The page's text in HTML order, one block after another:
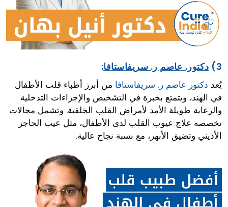
3) دكتور. عاصم ر. سريفاستافا:
يُعد دكتور عاصم ر. سريفاستافا من أبرز أطباء قلب الأطفال
في الهند، ويتمتع بخبرة في التشخيص والإجراءات التدخلية
والرعاية طويلة الأمد لأمراض القلب الخلقية. وتشمل مجالات
تخصصه علاج عيوب القلب لدى الأطفال، مثل عيب الحاجز
الأذيني وتضيق الأبهر، مع نسبة نجاح عالية.